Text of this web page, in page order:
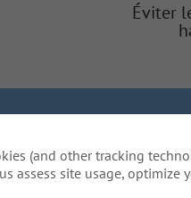
Éviter
Do Not Sell or Share My
pour compléter une
(and other tracking
site usage, optimize